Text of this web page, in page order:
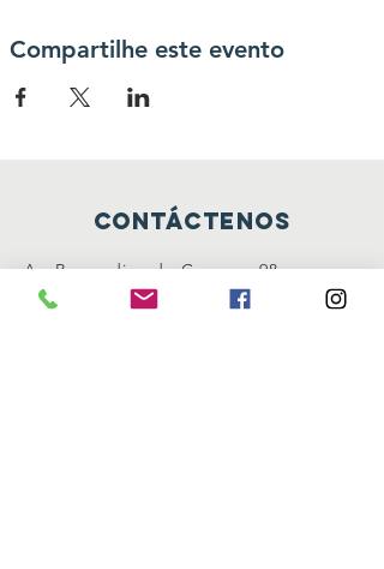
Compartilhe este evento
Contáctenos
Av. Bernardino de Campos, 98
São Paulo - SP CEP:
12345-678